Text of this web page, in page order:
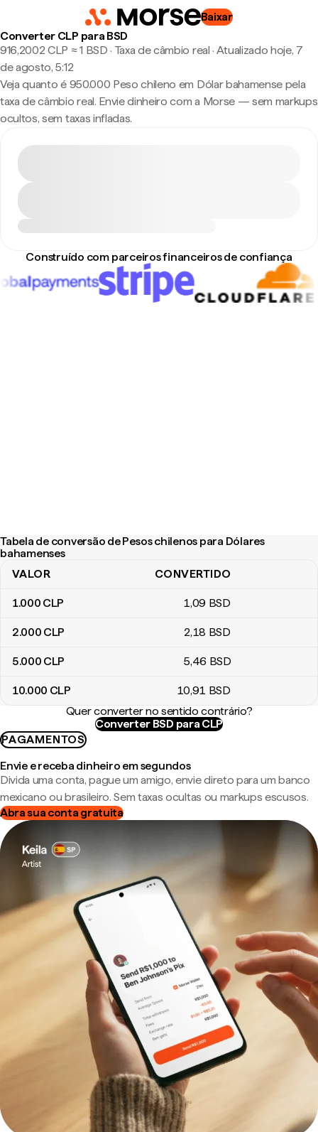
Baixar
Converter CLP para BSD
916,2002 CLP ≈ 1 BSD · Taxa de câmbio real · Atualizado hoje, 7
de agosto, 5:12
Veja quanto é 950.000 Peso chileno em Dólar bahamense pela
taxa de câmbio real. Envie dinheiro com a Morse — sem markups
ocultos, sem taxas infladas.
Construído com parceiros financeiros de confiança
Tabela de conversão de Pesos chilenos para Dólares
bahamenses
Tabela de conversão de Pesos chilenos para Dólares
VALOR CONVERTIDO
1.000 CLP 1,09 BSD
2.000 CLP 2,18 BSD
5.000 CLP 5,46 BSD
10.000 CLP 10,91 BSD
Quer converter no sentido contrário?
Converter BSD para CLP
PAGAMENTOS
Envie e receba dinheiro em segundos
Divida uma conta, pague um amigo, envie direto para um banco
mexicano ou brasileiro. Sem taxas ocultas ou markups escusos.
Abra sua conta gratuita